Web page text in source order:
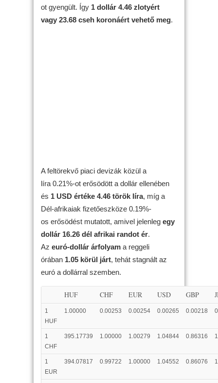
ot gyengült. Így 1 dollár 4.46 zlotyért
vagy 23.68 cseh koronáért vehető meg.
A feltörekvő piaci devizák közül a
líra 0.21%-ot erősödött a dollár ellenében
és 1 USD értéke 4.46 török líra, míg a
Dél-afrikaiak fizetőeszköze 0.19%-
os erősödést mutatott, amivel jelenleg egy
dollár 16.26 dél afrikai randot ér.
Az euró-dollár árfolyam a reggeli
órában 1.05 körül járt, tehát stagnált az
euró a dollárral szemben.
HUF CHF EUR USD GBP
1
HUF
1.00000 0.00253 0.00254 0.00265 0.00218
1
CHF
395.17739 1.00000 1.00279 1.04844 0.86316
1
EUR
394.07817 0.99722 1.00000 1.04552 0.86076